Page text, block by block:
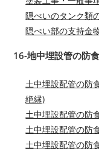
隠ぺいのタンク類
隠ぺい部の支持金
16-地中埋設管の防
土中埋設配管の防
絶縁)
土中埋設配管の防
土中埋設配管の防
土中埋設配管の防